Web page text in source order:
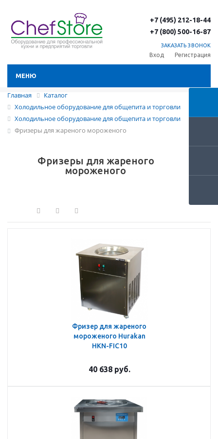
+7 (495) 212-18-44
+7 (800) 500-16-87
ЗАКАЗАТЬ ЗВОНОК
Вход Регистрация
МЕНЮ
Главная
Каталог
Холодильное оборудование для общепита и торговли
Холодильное оборудование для общепита и торговли
Фризеры для жареного мороженого
Фризеры для жареного
мороженого
Фризер для жареного
мороженого Hurakan
HKN-FIC10
40 638руб.